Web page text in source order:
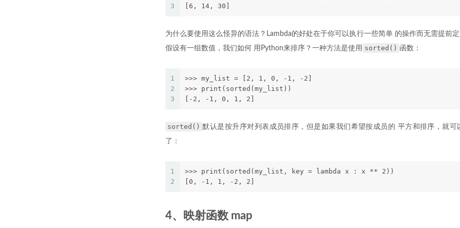
3
[6, 14, 30]
为什么要使用这么怪异的语法？Lambda的好处在于你可以执行一些简单 的操作而无需提前定
假设有一组数值，我们如何 用Python来排序？一种方法是使用 sorted() 函数：
1
2
3
>>> my_list = [2, 1, 0, -1, -2]
>>> print(sorted(my_list))
[-2, -1, 0, 1, 2]
sorted() 默认是按升序对列表成员排序，但是如果我们希望按成员的 平方和排序，就可
了：
1
2
>>> print(sorted(my_list, key = lambda x : x ** 2))
[0, -1, 1, -2, 2]
4、映射函数 map